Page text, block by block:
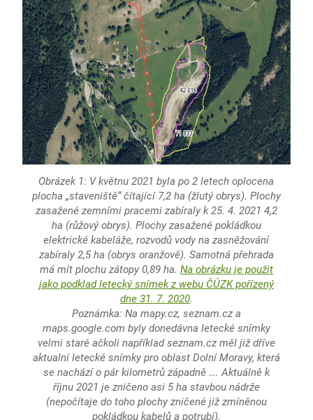
Obrázek 1: V květnu 2021 byla po 2 letech oplocena
plocha „staveniště“ čítající 7,2 ha (žlutý obrys). Plochy
zasažené zemními pracemi zabíraly k 25. 4. 2021 4,2
ha (růžový obrys). Plochy zasažené pokládkou
elektrické kabeláže, rozvodů vody na zasněžování
zabíraly 2,5 ha (obrys oranžově). Samotná přehrada
má mít plochu zátopy 0,89 ha. Na obrázku je použit
jako podklad letecký snímek z webu ČÚZK pořízený
dne 31. 7. 2020.
Poznámka: Na mapy.cz, seznam.cz a
maps.google.com byly donedávna letecké snímky
velmi staré ačkoli například seznam.cz měl již dříve
aktualní letecké snímky pro oblast Dolní Moravy, která
se nachází o pár kilometrů západně …. Aktuálně k
říjnu 2021 je zničeno asi 5 ha stavbou nádrže
(nepočítaje do toho plochy zničené již zmíněnou
pokládkou kabelů a potrubí).